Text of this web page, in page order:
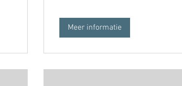
Meer informatie